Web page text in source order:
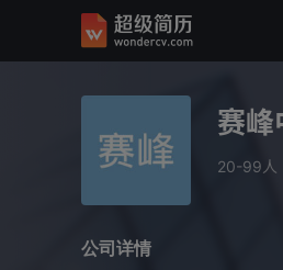
赛峰中国
赛峰
20-99人
公司详情